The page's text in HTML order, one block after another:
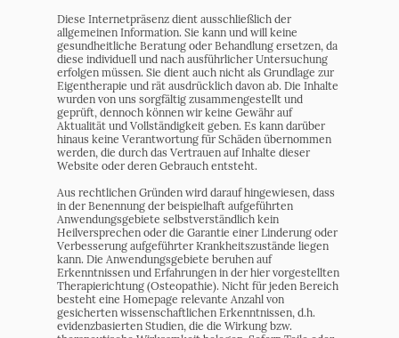
Diese Internetpräsenz dient ausschließlich der
allgemeinen Information. Sie kann und will keine
gesundheitliche Beratung oder Behandlung ersetzen, da
diese individuell und nach ausführlicher Untersuchung
erfolgen müssen. Sie dient auch nicht als Grundlage zur
Eigentherapie und rät ausdrücklich davon ab. Die Inhalte
wurden von uns sorgfältig zusammengestellt und
geprüft, dennoch können wir keine Gewähr auf
Aktualität und Vollständigkeit geben. Es kann darüber
hinaus keine Verantwortung für Schäden übernommen
werden, die durch das Vertrauen auf Inhalte dieser
Website oder deren Gebrauch entsteht.
Aus rechtlichen Gründen wird darauf hingewiesen, dass
in der Benennung der beispielhaft aufgeführten
Anwendungsgebiete selbstverständlich kein
Heilversprechen oder die Garantie einer Linderung oder
Verbesserung aufgeführter Krankheitszustände liegen
kann. Die Anwendungsgebiete beruhen auf
Erkenntnissen und Erfahrungen in der hier vorgestellten
Therapierichtung (Osteopathie). Nicht für jeden Bereich
besteht eine Homepage relevante Anzahl von
gesicherten wissenschaftlichen Erkenntnissen, d.h.
evidenzbasierten Studien, die die Wirkung bzw.